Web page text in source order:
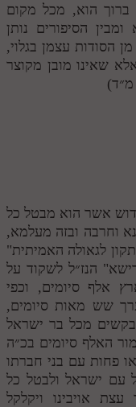
הוא, מכל מקום
הסיפורים נותן
הסודות עצמן בגלוי,
שאינו מובן מקוצר
אשר הוא מבטל כל
וחרבה ובזה מעלמא,
לגאולה האמיתית"
הנז״ל לשקוד על
אלף סיומים, וכפי
שש מאות סיומים,
מכל בר ישראל
האלף סיומים בכ״ה
פחות עם בני חברתו
עם ישראל ולבטל כל
אויבינו ויקלקל